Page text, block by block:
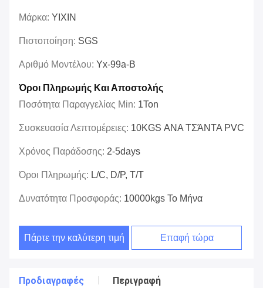
Μάρκα: YIXIN
Πιστοποίηση: SGS
Αριθμό Μοντέλου: Yx-99a-Β
Όροι Πληρωμής Και Αποστολής
Ποσότητα Παραγγελίας Min: 1Ton
Συσκευασία Λεπτομέρειες: 10KGS ΑΝΑ ΤΣΆΝΤΑ PVC
Χρόνος Παράδοσης: 2-5days
Όροι Πληρωμής: L/C, D/P, T/T
Δυνατότητα Προσφοράς: 10000kgs Το Μήνα
Πάρτε την καλύτερη τιμή Επαφή τώρα
Προδιαγραφές Περιγραφή